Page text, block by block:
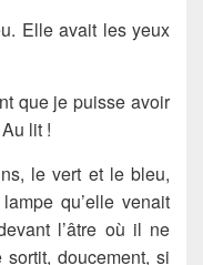
Elle avait les yeux
que je puisse avoir
lit !
le vert et le bleu,
qu’elle venait
l’âtre où il ne
doucement, si